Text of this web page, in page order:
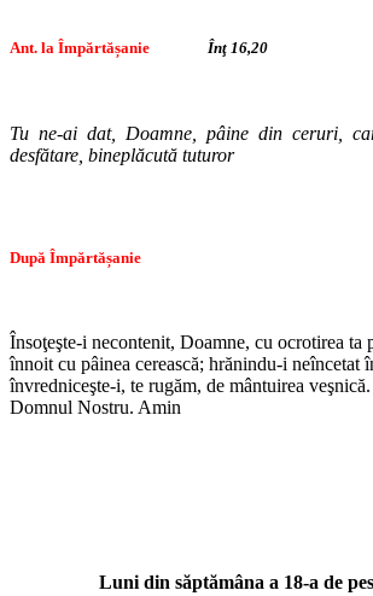
Ant. la Împărtășanie Înţ 16,20
Tu ne-ai dat, Doamne, pâine din ceruri,
desfătare, bineplăcută tuturor
După Împărtășanie
Însoţeşte-i necontenit, Doamne, cu ocrotirea ta
înnoit cu pâinea cerească; hrănindu-i neîncetat
învredniceşte-i, te rugăm, de mântuirea
Domnul Nostru. Amin
Luni din săptămâna a 18-a de